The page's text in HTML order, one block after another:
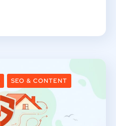
SEO & CONTENT